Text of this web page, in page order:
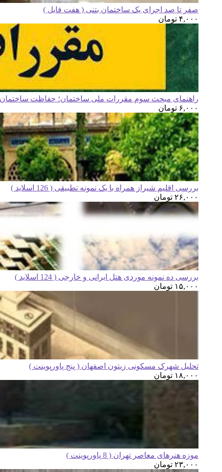
صفر تا صد اجرای یک ساختمان بتنی ( هفت فایل )
۴,۰۰۰ تومان
راهنمای مبحث سوم مقررات ملی ساختمان؛ حفاظت ساختمان
۶,۰۰۰ تومان
بررسی اقلیم شیراز همراه با یک نمونه تطبیقی ( 126 اسلاید )
۲۶,۰۰۰ تومان
بررسی ده نمونه موردی هتل ایرانی و خارجی ( 124 اسلاید )
۱۵,۰۰۰ تومان
تحلیل شهرک مسکونی زیتون اصفهان ( پنج پاورپوینت )
۱۸,۰۰۰ تومان
موزه هنرهای معاصر تهران ( 8 پاورپوینت )
۲۳,۰۰۰ تومان